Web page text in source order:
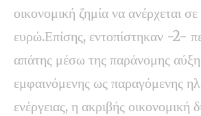
οικονομική ζημία να ανέρχεται
ευρώ.Επίσης, εντοπίστηκαν -2-
απάτης μέσω της παράνομης
εμφαινόμενης ως παραγόμενης
ενέργειας, η ακριβής οικονομική